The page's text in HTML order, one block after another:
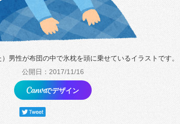
男性が布団の中で氷枕を頭に乗せているイラストです。
公開日：2017/11/16
でデザイン